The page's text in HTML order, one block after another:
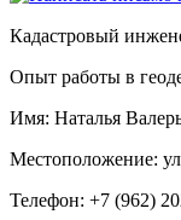
Кадастровый
Опыт работы в
Имя: Наталья
Местоположение:
Телефон: +7 (962)